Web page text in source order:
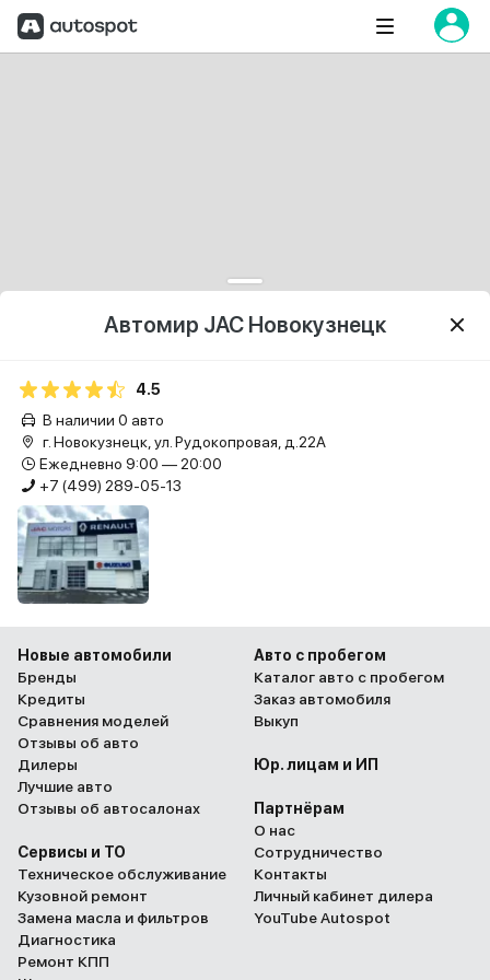
Автомир JAC Новокузнецк
4.5
В наличии 0 авто
г. Новокузнецк, ул. Рудокопровая, д.22А
Ежедневно 9:00 — 20:00
+7 (499) 289-05-13
Новые автомобили
Бренды
Кредиты
Сравнения моделей
Отзывы об авто
Дилеры
Лучшие авто
Отзывы об автосалонах
Сервисы и ТО
Техническое обслуживание
Кузовной ремонт
Замена масла и фильтров
Диагностика
Ремонт КПП
Авто с пробегом
Каталог авто с пробегом
Заказ автомобиля
Выкуп
Юр. лицам и ИП
Партнёрам
О нас
Сотрудничество
Контакты
Личный кабинет дилера
YouTube Autospot